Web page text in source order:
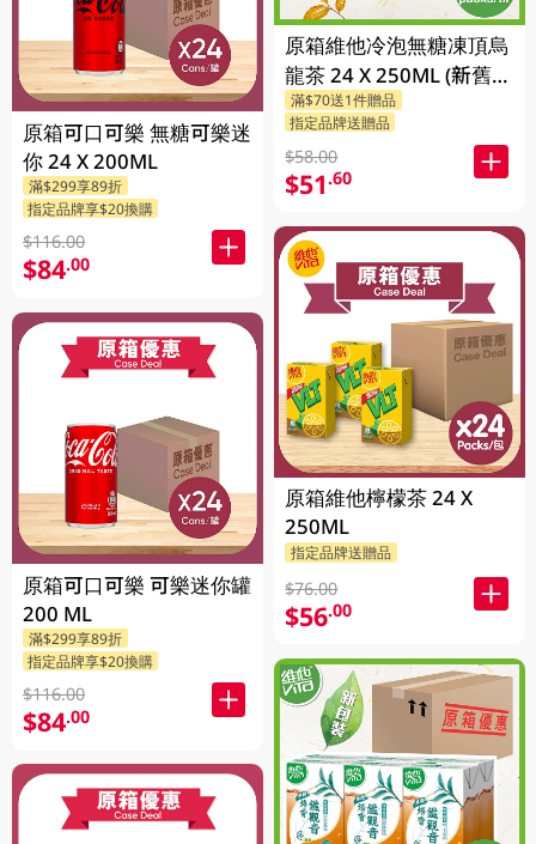
原箱可口可樂 無糖可樂迷
你 24 X 200ML
滿$299享89折
指定品牌享$20換購
$116.00
$84.00
原箱可口可樂 可樂迷你罐
200 ML
滿$299享89折
指定品牌享$20換購
$116.00
$84.00
原箱維他冷泡無糖凍頂烏
龍茶 24 X 250ML (新舊包
裝隨機發貨)
滿$70送1件贈品
指定品牌送贈品
$58.00
$51.60
原箱維他檸檬茶 24 X
250ML
指定品牌送贈品
$76.00
$56.00